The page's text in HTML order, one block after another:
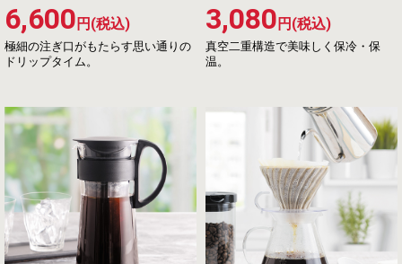
極細の注ぎ口がもたらす思い通りの
ドリップタイム。
6,600 円(税込)
真空二重構造で美味しく保冷・保
温。
3,080 円(税込)